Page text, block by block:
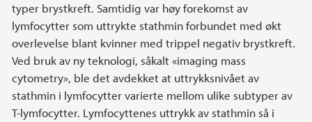
typer brystkreft. Samtidig var høy forekomst av
lymfocytter som uttrykte stathmin forbundet med økt
overlevelse blant kvinner med trippel negativ brystkreft.
Ved bruk av ny teknologi, såkalt «imaging mass
cytometry», ble det avdekket at uttrykksnivået av
stathmin i lymfocytter varierte mellom ulike subtyper av
T-lymfocytter. Lymfocyttenes uttrykk av stathmin så i